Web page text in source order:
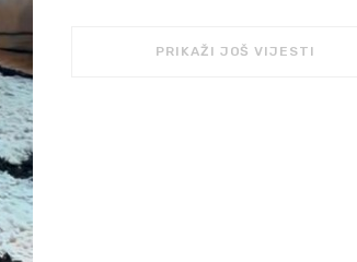
PRIKAŽI JOŠ VIJESTI